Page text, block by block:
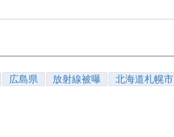
広島県 放射線被曝 北海道札幌市